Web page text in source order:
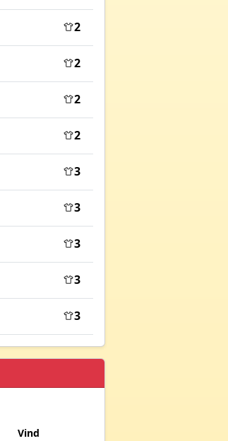
2
2
2
2
3
3
3
3
3
Vind